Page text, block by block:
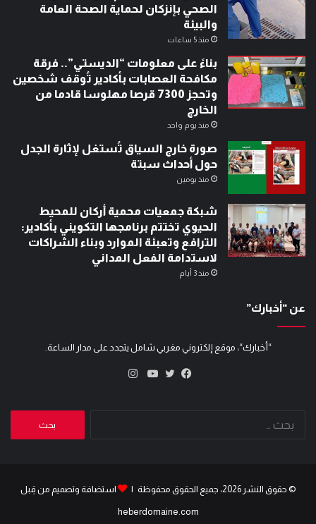
الصحي بإنزكان لحماية الصحة العامة
والبيئة
منذ 5 ساعات
بناءً على معلومات “الديستي”.. فرقة
مكافحة العصابات بأكادير تُوقف شخصين
وتحجز 7300 قرصا مهلوسا قادما من
الخارج
منذ يوم واحد
صورة خارج السياق تُستغل لإثارة الجدل
حول أحداث سبتة
منذ يومين
شبكة جمعيات محمية أركان للمحيط
الحيوي تختتم برنامجها التكويني بأكادير:
الترافع وتعبئة الموارد وبناء الشراكات
لاستدامة الفعل المداني
منذ 3 أيام
عن “أخبارك”
“أخبارك“، موقع إلكتروني مغربي شامل يتجدد على مدار الساعة.
© حقوق النشر 2026، جميع الحقوق محفوظة | استضافة وتصميم من قِبل
heberdomaine.com